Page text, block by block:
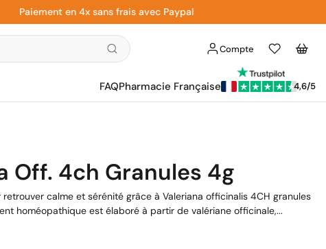
Paiement en 4x sans frais avec Paypal
Compte
Liste
d'envies
Panier
FAQPharmacie Française 4,6/5
Off. 4ch Granules 4g
calme et sérénité grâce à Valeriana officinalis 4CH granules
homéopathique est élaboré à partir de valériane officinale,...